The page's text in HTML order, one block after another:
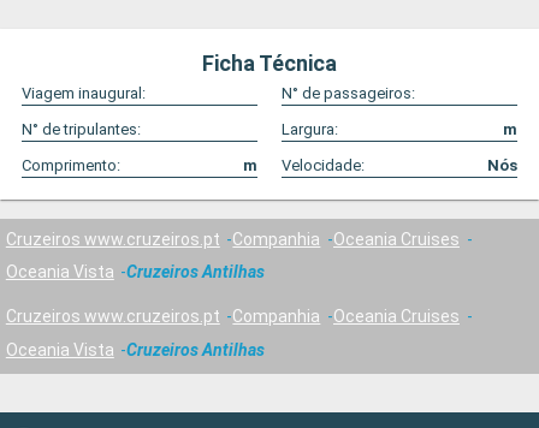
Ficha Técnica
Viagem inaugural:
N° de passageiros:
N° de tripulantes:
Largura:
m
Comprimento:
m Velocidade: Nós
Cruzeiros www.cruzeiros.pt Companhia
Oceania Cruises
Oceania Vista
Cruzeiros Antilhas
Cruzeiros www.cruzeiros.pt Companhia
Oceania Cruises
Oceania Vista
Cruzeiros Antilhas